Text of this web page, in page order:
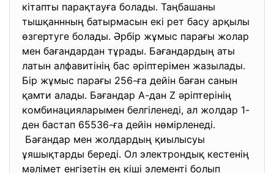
кітапты парақтауға болады. Таңбашаны
тышқаннның батырмасын екі рет басу арқылы
өзгертуге болады. Әрбір жұмыс парағы жолар
мен бағандардан тұрады. Бағандардың аты
латын алфавитінің бас әріптерімен жазылады.
Бір жұмыс парағы 256-ға дейін баған санын
қамти алады. Бағандар А-дан Z әріптерінің
комбинацияларымен белгіленеді, ал жолдар 1-
ден бастап 65536-ға дейін нөмірленеді.
Бағандар мен жолдардың қиылысуы
ұяшықтарды береді. Ол электрондық кестенің
мәлімет енгізетін ең кіші элементі болып